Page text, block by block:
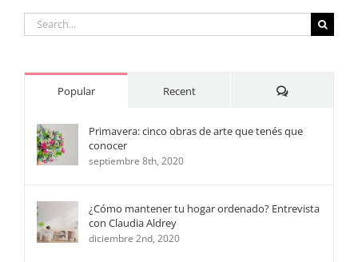
intereses
Search
for:
Popular Recent Comments
Primavera: cinco obras de arte que tenés que
conocer
septiembre 8th, 2020
¿Cómo mantener tu hogar ordenado? Entrevista
con Claudia Aldrey
diciembre 2nd, 2020